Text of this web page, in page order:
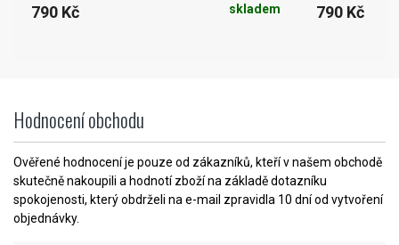
790 Kč skladem 790 Kč
Hodnocení obchodu
Ověřené hodnocení je pouze od zákazníků, kteří v našem obchodě
skutečně nakoupili a hodnotí zboží na základě dotazníku
spokojenosti, který obdrželi na e-mail zpravidla 10 dní od vytvoření
objednávky.